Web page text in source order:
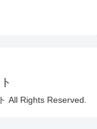
All Rights Reserved.